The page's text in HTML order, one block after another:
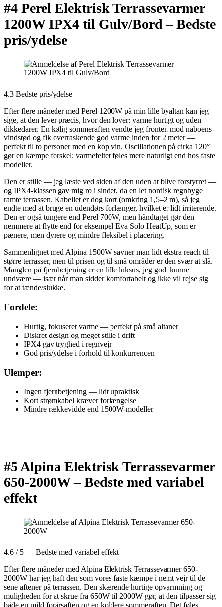
#4 Perel Elektrisk Terrassevarmer
1200W IPX4 til Gulv/Bord –Bedste
pris/ydelse
4.3 Bedste pris/ydelse
Efter flere måneder med Perel 1200W på min lille byaltan kan jeg
sige, at den lever præcis, hvor den lover: varme hurtigt og uden
dikkedarer. En kølig sommeraften vendte jeg fronten mod naboens
vindstød og fik overraskende god varme inden for 2 meter —
perfekt til to personer med en kop vin. Oscillationen på cirka 120°
gør en kæmpe forskel; varmefeltet føles mere naturligt end hos faste
modeller.
Den er stille — jeg læste ved siden af den uden at blive forstyrret —
og IPX4-klassen gav mig ro i sindet, da en let nordisk regnbyge
ramte terrassen. Kabellet er dog kort (omkring 1,5–2 m), så jeg
endte med at bruge en udendørs forlænger, hvilket er lidt irriterende.
Den er også tungere end Perel 700W, men håndtaget gør den
nemmere at flytte end for eksempel Eva Solo HeatUp, som er
pænere, men dyrere og mindre fleksibel i placering.
Sammenlignet med Alpina 1500W savner man lidt ekstra reach til
større terrasser, men til prisen og til små områder er den svær at slå.
Manglen på fjernbetjening er en lille luksus, jeg godt kunne
undvære — især når man sidder komfortabelt og ikke vil rejse sig
for at tænde/slukke.
Fordele:
Hurtig, fokuseret varme — perfekt på små altaner
Diskret design og meget stille i drift
IPX4 gav tryghed i regnvejr
God pris/ydelse i forhold til konkurrencen
Ulemper:
Ingen fjernbetjening — lidt upraktisk
Kort strømkabel kræver forlængelse
Mindre rækkevidde end 1500W-modeller
#5 Alpina Elektrisk Terrassevarmer
650-2000W –Bedste med variabel
effekt
4.6 / 5 — Bedste med variabel effekt
Efter flere måneder med Alpina Elektrisk Terrassevarmer 650-
2000W har jeg haft den som vores faste kæmpe i nemt vejr til de
sene aftener på terrassen. Den skærende hurtige opvarmning og
muligheden for at skrue fra 650W til 2000W gør, at den tilpasser sig
både en mild forårsaften og en koldere sommeraften. Det føles